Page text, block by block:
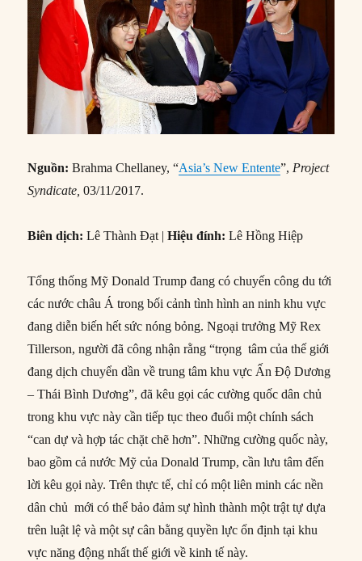
Nguồn:Brahma Chellaney, “Asia’s New Entente”, Project
Syndicate,03/11/2017.
Biên dịch:Lê Thành Đạt |Hiệu đính:Lê Hồng Hiệp
Tổng thống Mỹ Donald Trump đang có chuyến công du tới
các nước châu Á trong bối cảnh tình hình an ninh khu vực
đang diễn biến hết sức nóng bỏng. Ngoại trưởng Mỹ Rex
Tillerson, người đã công nhận rằng “trọng tâm của thế giới
đang dịch chuyển dần về trung tâm khu vực Ấn Độ Dương
– Thái Bình Dương”, đã kêu gọi các cường quốc dân chủ
trong khu vực này cần tiếp tục theo đuổi một chính sách
“can dự và hợp tác chặt chẽ hơn”. Những cường quốc này,
bao gồm cả nước Mỹ của Donald Trump, cần lưu tâm đến
lời kêu gọi này. Trên thực tế, chỉ có một liên minh các nền
dân chủ mới có thể bảo đảm sự hình thành một trật tự dựa
trên luật lệ và một sự cân bằng quyền lực ổn định tại khu
vực năng động nhất thế giới về kinh tế này.